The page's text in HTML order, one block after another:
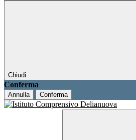
Chiudi
Conferma
Annulla Conferma